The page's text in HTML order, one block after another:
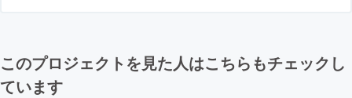
このプロジェクトを見た人はこちらもチェックし
ています